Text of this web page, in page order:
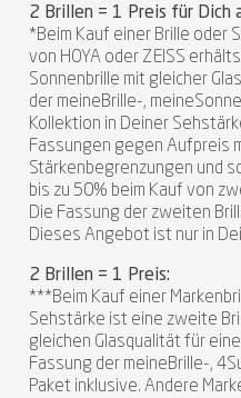
2 Brillen = 1 Preis für Dich
*Beim Kauf einer Brille oder
von HOYA oder ZEISS
Sonnenbrille mit gleicher
der meineBrille-,
Kollektion in Deiner
Fassungen gegen Aufpreis
Stärkenbegrenzungen und
bis zu 50% beim Kauf von
Die Fassung der zweiten
Dieses Angebot ist nur in
2 Brillen = 1 Preis:
***Beim Kauf einer
Sehstärke ist eine zweite
gleichen Glasqualität für
Fassung der meineBrille-,
Paket inklusive. Andere